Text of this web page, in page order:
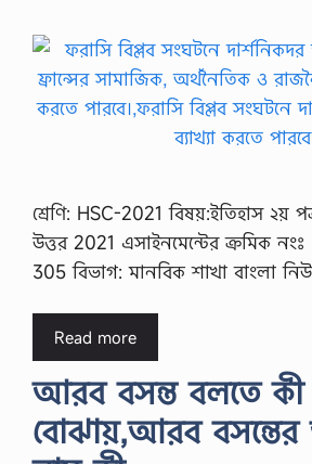
শ্রেণি: HSC-2021 বিষয়:ইতিহাস ২য়
উত্তর 2021 এসাইনমেন্টের ক্রমিক
305 বিভাগ: মানবিক শাখা বাংলা
Read more
আরব বসন্ত বলতে কী
বোঝায়,আরব